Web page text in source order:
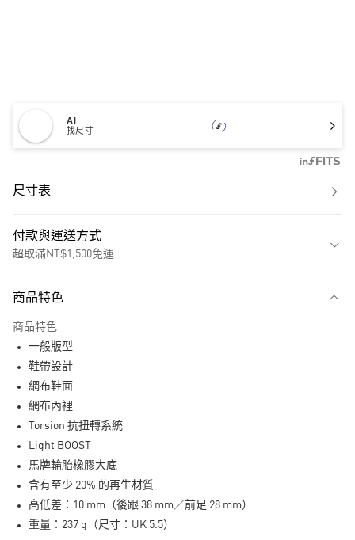
AI
找尺寸
尺寸表
付款與運送方式
超取滿NT$1,500免運
LINE Pay
全家取貨付款
每筆NT$80，滿NT$1,500(含以上)免運費
付款後全家取貨
每筆NT$80，滿NT$1,500(含以上)免運費
商品特色
商品特色
一般版型
鞋帶設計
網布鞋面
網布內裡
Torsion 抗扭轉系統
Light BOOST
馬牌輪胎橡膠大底
含有至少 20% 的再生材質
高低差：10 mm（後跟 38 mm／前足 28 mm）
重量：237 g（尺寸：UK 5.5）